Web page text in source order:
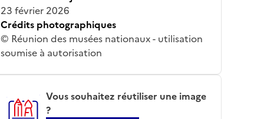
23 février 2026
Crédits photographiques
© Réunion des musées nationaux - utilisation
soumise à autorisation
Vous souhaitez réutiliser une image
?